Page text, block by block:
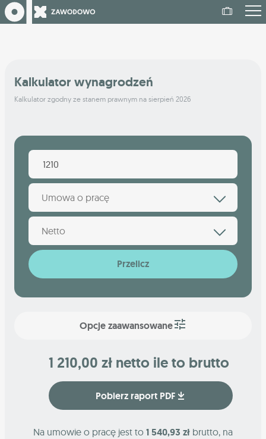
Kalkulator wynagrodzeń
Kalkulator zgodny ze stanem prawnym na sierpień 2026
Umowa o pracę
Netto
Przelicz
Opcje zaawansowane
1 210,00 zł netto ile to brutto
Pobierz raport PDF
Na umowie o pracę jest to 1 540,93 zł brutto, na